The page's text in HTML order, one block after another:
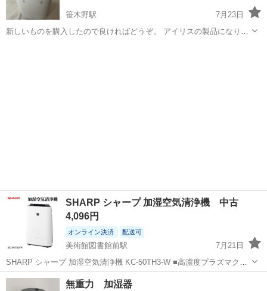
笹木野駅
7月23日
新しいものを購入したので良ければどうぞ。 アイリスの製品になりま
SHARP シャープ 加湿空気清浄機 中古
4,096円
オンライン決済 配送可
美術館図書館前駅
7月21日
SHARP シャープ 加湿空気清浄機 KC-50TH3-W ■高濃度プラズマクラ
スター7000 定価Ⅰ8,000円 商品説明 基本性能と薄型デザインを両立し
た加湿できる空気清浄機。 空気清浄〜23畳。加湿〜15畳。 【...
福島 福島市 美術館図書館前駅
無重力 加湿器